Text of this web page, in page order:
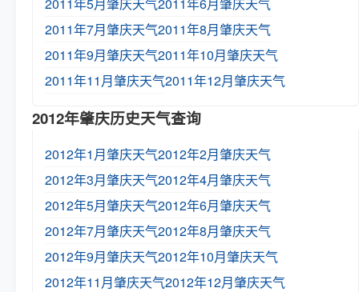
2011年7月肇庆天气2011年8月肇庆天气
2011年9月肇庆天气2011年10月肇庆天气
2011年11月肇庆天气2011年12月肇庆天气
2012年肇庆历史天气查询
2012年1月肇庆天气2012年2月肇庆天气
2012年3月肇庆天气2012年4月肇庆天气
2012年5月肇庆天气2012年6月肇庆天气
2012年7月肇庆天气2012年8月肇庆天气
2012年9月肇庆天气2012年10月肇庆天气
2012年11月肇庆天气2012年12月肇庆天气